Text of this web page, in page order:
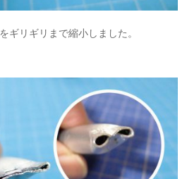
ギリギリまで縮小しました。